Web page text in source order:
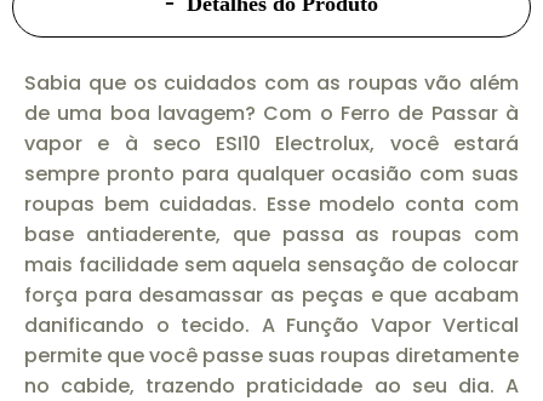
Sabia que os cuidados com as roupas vão além
de uma boa lavagem? Com o Ferro de Passar à
vapor e à seco ESI10 Electrolux, você estará
sempre pronto para qualquer ocasião com suas
roupas bem cuidadas. Esse modelo conta com
base antiaderente, que passa as roupas com
mais facilidade sem aquela sensação de colocar
força para desamassar as peças e que acabam
danificando o tecido. A Função Vapor Vertical
permite que você passe suas roupas diretamente
no cabide, trazendo praticidade ao seu dia. A